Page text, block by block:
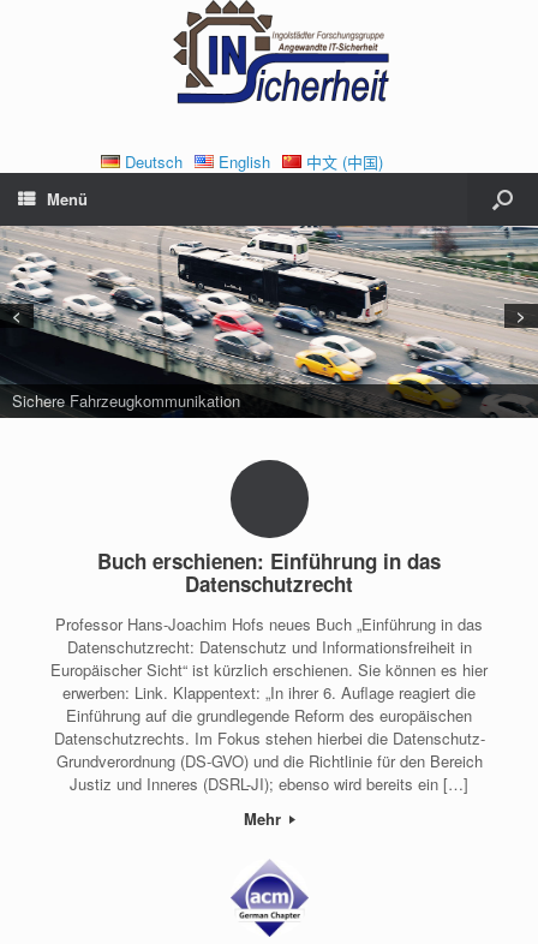
Deutsch English
中文 (中国)
Menü
Sichere Fahrzeugkommunikation
< >
Buch erschienen: Einführung in das
Datenschutzrecht
Professor Hans-Joachim Hofs neues Buch „Einführung in das
Datenschutzrecht: Datenschutz und Informationsfreiheit in
Europäischer Sicht“ ist kürzlich erschienen. Sie können es hier
erwerben: Link. Klappentext: „In ihrer 6. Auflage reagiert die
Einführung auf die grundlegende Reform des europäischen
Datenschutzrechts. Im Fokus stehen hierbei die Datenschutz-
Grundverordnung (DS-GVO) und die Richtlinie für den Bereich
Justiz und Inneres (DSRL-JI); ebenso wird bereits ein […]
Mehr